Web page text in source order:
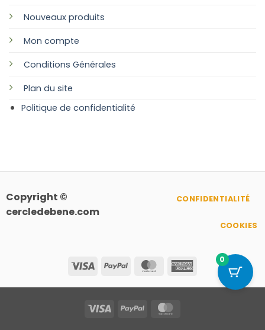
Nouveaux produits
Mon compte
Conditions Générales
Plan du site
Politique de confidentialité
Copyright ©
cercledebene.com
Visa PayPal MasterCardAmerican
Express
CONFIDENTIALITÉ
COOKIES
Visa PayPal
0